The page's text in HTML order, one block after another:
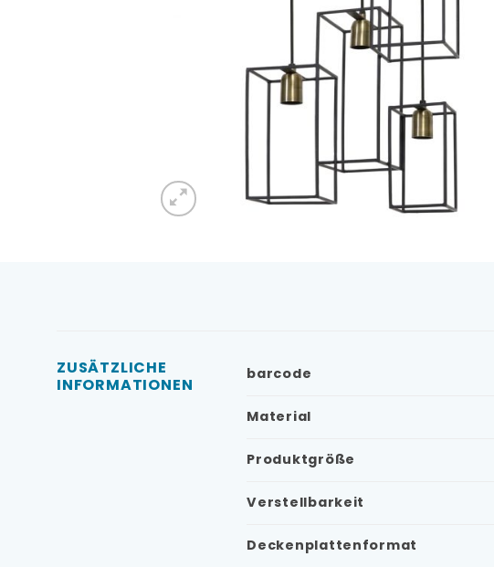
ZUSÄTZLICHE
INFORMATIONEN
barcode
Material
Produktgröße
Verstellbarkeit
Deckenplattenformat